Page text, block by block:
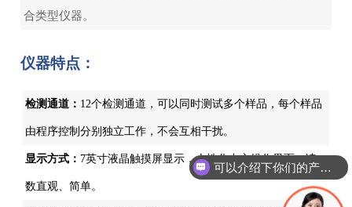
合类型仪器。
仪器特点：
检测通道： 12个检测通道，可以同时测试多个样品，每个样品
由程序控制分别独立工作，不会互相干扰。
显示方式： 7英寸液晶触摸屏显示，人性化中文操作界面，读
数直观、简单。
可以介绍下你们的产品么
你们是怎么收费的呢